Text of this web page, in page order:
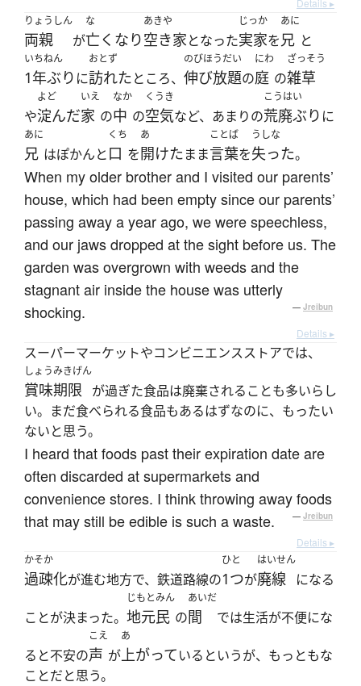
Details ▸
りょうしん
両親 が
な
亡くなり
あきや
空き家となった
じっか
実家を
あに
兄 と
いちねん
1年ぶり に
おとず
訪れたところ、
のびほうだい
伸び放題の
にわ
庭 の
ざっそう
雑草
や
よど
淀んだ
いえ
家 の
なか
中 の
くうき
空気など、あまりの
こうはい
荒廃ぶり に
あに
兄 はぽかんと
くち
口 を
あ
開けたまま
ことば
言葉を
うしな
失った。
When my older brother and I visited our parents’
house, which had been empty since our parents’
passing away a year ago, we were speechless,
and our jaws dropped at the sight before us. The
garden was overgrown with weeds and the
stagnant air inside the house was utterly
shocking.
— Jreibun
Details ▸
スーパーマーケットやコンビニエンスストアでは、
しょうみきげん
賞味期限
が過ぎた食品は廃棄されることも多いらし
い。まだ食べられる食品もあるはずなのに、もったい
ないと思う。
I heard that foods past their expiration date are
often discarded at supermarkets and
convenience stores. I think throwing away foods
that may still be edible is such a waste.
— Jreibun
Details ▸
かそか
過疎化が進む地方で、鉄道路線の
ひと
1つが
はいせん
廃線 になる
ことが決まった。
じもとみん
地元民 の
あいだ
間 では生活が不便にな
ると不安の
こえ
声 が
あ
上がっているというが、もっともな
ことだと思う。